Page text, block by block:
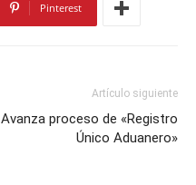
Pinterest
Artículo siguiente
Avanza proceso de «Registro
Único Aduanero»